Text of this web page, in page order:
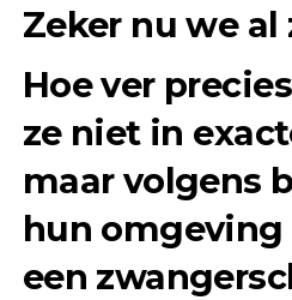
Zeker nu we al
Hoe ver
ze niet in
maar volgens
hun omgeving
een